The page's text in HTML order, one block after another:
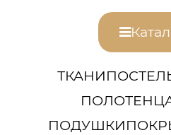
ТКАНИ
ПОДУШКИ